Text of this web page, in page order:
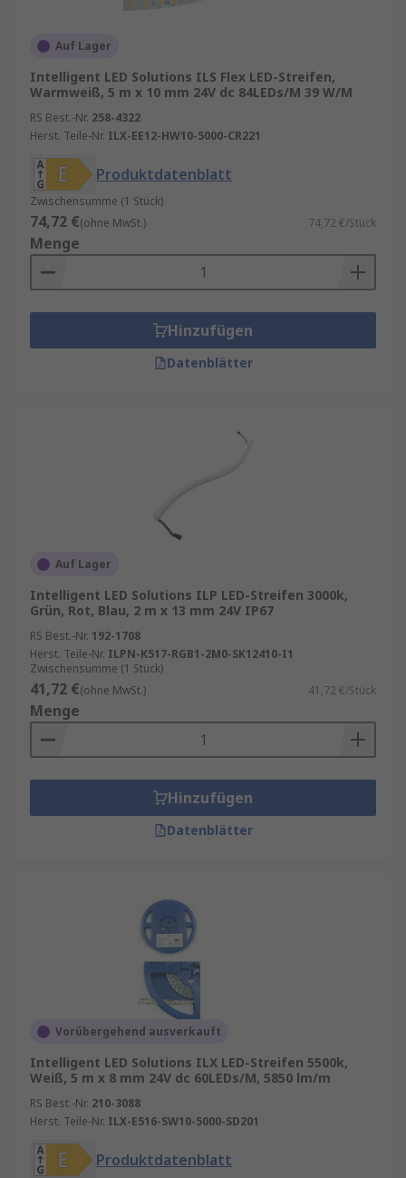
Auf Lager
Intelligent LED Solutions ILS Flex LED-Streifen,
Warmweiß, 5 m x 10 mm 24V dc 84LEDs/M 39 W/M
RS Best.-Nr. 258-4322
Herst. Teile-Nr. ILX-EE12-HW10-5000-CR221
Produktdatenblatt
Zwischensumme (1 Stück)
74,72 €(ohne MwSt.) 74,72 €/Stück
Menge
Hinzufügen
Datenblätter
Auf Lager
Intelligent LED Solutions ILP LED-Streifen 3000k,
Grün, Rot, Blau, 2 m x 13 mm 24V IP67
RS Best.-Nr. 192-1708
Herst. Teile-Nr. ILPN-K517-RGB1-2M0-SK12410-I1
Zwischensumme (1 Stück)
41,72 €(ohne MwSt.) 41,72 €/Stück
Menge
Hinzufügen
Datenblätter
Vorübergehend ausverkauft
Intelligent LED Solutions ILX LED-Streifen 5500k,
Weiß, 5 m x 8 mm 24V dc 60LEDs/M, 5850 lm/m
RS Best.-Nr. 210-3088
Herst. Teile-Nr. ILX-E516-SW10-5000-SD201
Produktdatenblatt